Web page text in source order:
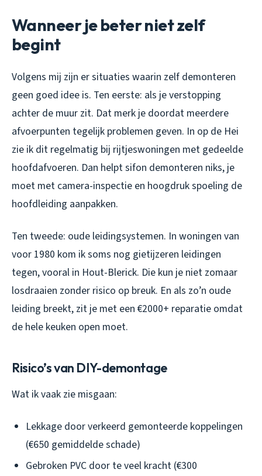
Wanneer je beter niet zelf
begint
Volgens mij zijn er situaties waarin zelf demonteren
geen goed idee is. Ten eerste: als je verstopping
achter de muur zit. Dat merk je doordat meerdere
afvoerpunten tegelijk problemen geven. In op de Hei
zie ik dit regelmatig bij rijtjeswoningen met gedeelde
hoofdafvoeren. Dan helpt sifon demonteren niks, je
moet met camera-inspectie en hoogdruk spoeling de
hoofdleiding aanpakken.
Ten tweede: oude leidingsystemen. In woningen van
voor 1980 kom ik soms nog gietijzeren leidingen
tegen, vooral in Hout-Blerick. Die kun je niet zomaar
losdraaien zonder risico op breuk. En als zo’n oude
leiding breekt, zit je met een €2000+ reparatie omdat
de hele keuken open moet.
Risico’s van DIY-demontage
Wat ik vaak zie misgaan:
Lekkage door verkeerd gemonteerde koppelingen
(€650 gemiddelde schade)
Gebroken PVC door te veel kracht (€300